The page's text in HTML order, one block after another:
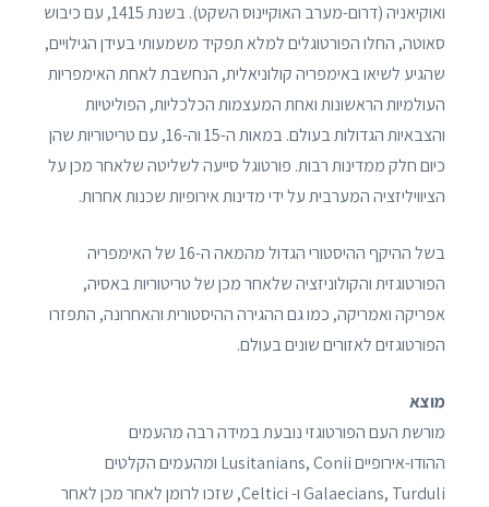
ואוקיאניה (דרום-מערב האוקיינוס ​​השקט). בשנת 1415, עם כיבוש
סאוטה, החלו הפורטוגלים למלא תפקיד משמעותי בעידן הגילויים,
שהגיע לשיאו באימפריה קולוניאלית, הנחשבת לאחת האימפריות
העולמיות הראשונות ואחת המעצמות הכלכליות, הפוליטיות
והצבאיות הגדולות בעולם. במאות ה-15 וה-16, עם טריטוריות שהן
כיום חלק ממדינות רבות. פורטוגל סייעה לשליטה שלאחר מכן על
הציוויליזציה המערבית על ידי מדינות אירופיות שכנות אחרות.
בשל ההיקף ההיסטורי הגדול מהמאה ה-16 של האימפריה
הפורטוגזית והקולוניזציה שלאחר מכן של טריטוריות באסיה,
אפריקה ואמריקה, כמו גם ההגירה ההיסטורית והאחרונה, התפזרו
הפורטוגזים לאזורים שונים בעולם.
מוצא
מורשת העם הפורטוגזי נובעת במידה רבה מהעמים
ההודו-אירופיים Lusitanians, Conii ומהעמים הקלטים
Galaecians, Turduli ו- Celtici, שזכו לרומן לאחר מכן לאחר